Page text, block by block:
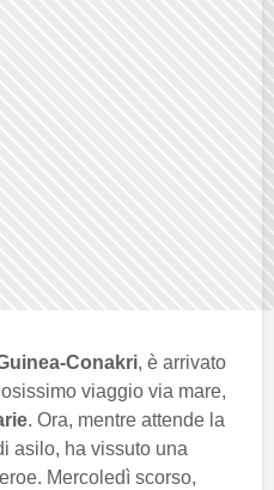
Conakri, è arrivato
viaggio via mare,
. Ora, mentre attende la
asilo, ha vissuto una
Mercoledì scorso,